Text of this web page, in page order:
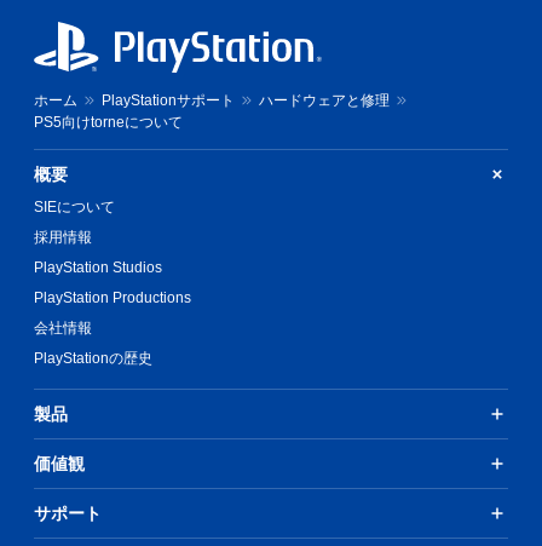
ホーム PlayStationサポート
ハードウェアと修理
PS5向けtorneについて
概要
SIEについて
採用情報
PlayStation Studios
PlayStation Productions
会社情報
PlayStationの歴史
製品
価値観
サポート